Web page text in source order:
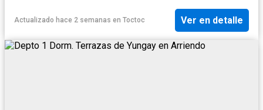
Actualizado hace 2 semanas en Toctoc Ver en detalle